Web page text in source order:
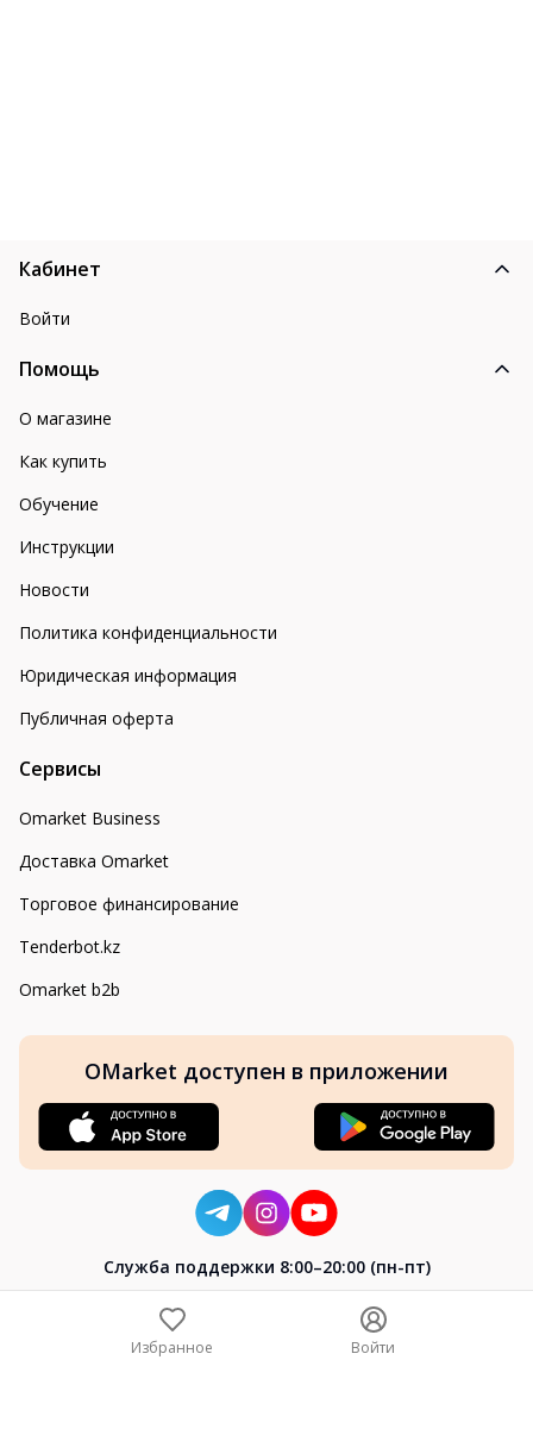
Кабинет
Войти
Помощь
О магазине
Как купить
Обучение
Инструкции
Новости
Политика конфиденциальности
Юридическая информация
Публичная оферта
Сервисы
Omarket Business
Доставка Omarket
Торговое финансирование
Tenderbot.kz
Omarket b2b
OMarket доступен в приложении
Cлужба поддержки 8:00–20:00 (пн-пт)
Избранное Войти